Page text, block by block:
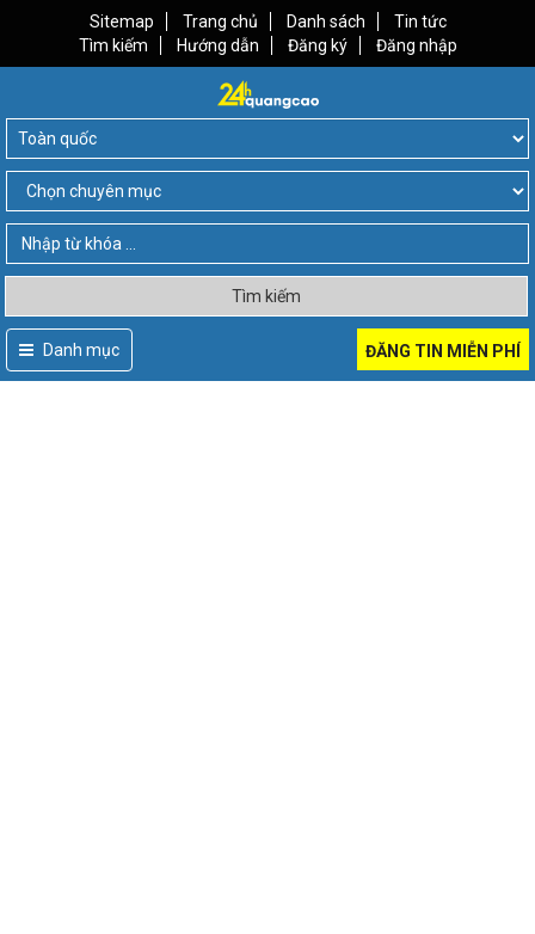
Sitemap Trang chủ Danh sách
Tin tức
Tìm kiếm
Hướng dẫn Đăng ký Đăng nhập
Tìm kiếm
Danh mục ĐĂNG TIN MIỄN PHÍ